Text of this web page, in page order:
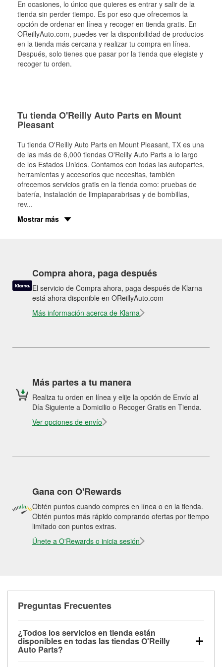
En ocasiones, lo único que quieres es entrar y salir de la
tienda sin perder tiempo. Es por eso que ofrecemos la
opción de ordenar en línea y recoger en tienda gratis. En
OReillyAuto.com, puedes ver la disponibilidad de productos
en la tienda más cercana y realizar tu compra en línea.
Después, solo tienes que pasar por la tienda que elegiste y
recoger tu orden.
Tu tienda O'Reilly Auto Parts en Mount
Pleasant
Tu tienda O'Reilly Auto Parts en Mount Pleasant, TX es una
de las más de 6,000 tiendas O'Reilly Auto Parts a lo largo
de los Estados Unidos. Contamos con todas las autopartes,
herramientas y accesorios que necesitas, también
ofrecemos servicios gratis en la tienda como: pruebas de
batería, instalación de limpiaparabrisas y de bombillas,
rev...
Mostrar más
Compra ahora, paga después
El servicio de Compra ahora, paga después de Klarna
está ahora disponible en OReillyAuto.com
Más información acerca de Klarna
Más partes a tu manera
Realiza tu orden en línea y elije la opción de Envío al
Día Siguiente a Domicilio o Recoger Gratis en Tienda.
Ver opciones de envío
Gana con O'Rewards
Obtén puntos cuando compres en línea o en la tienda.
Obtén puntos más rápido comprando ofertas por tiempo
limitado con puntos extras.
Únete a O'Rewards o inicia sesión
Preguntas Frecuentes
¿Todos los servicios en tienda están
disponibles en todas las tiendas O'Reilly
Auto Parts?